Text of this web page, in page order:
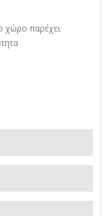
χώρο παρέχει